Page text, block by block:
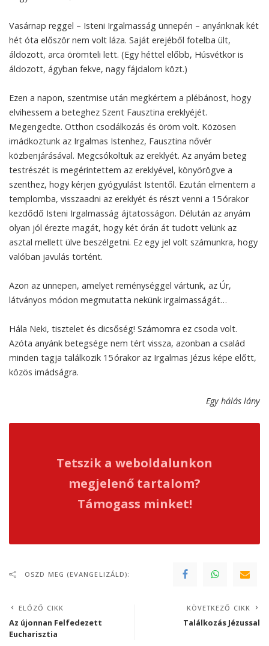
Vasárnap reggel – Isteni Irgalmasság ünnepén – anyánknak két
hét óta először nem volt láza. Saját erejéből fotelba ült,
áldozott, arca örömteli lett. (Egy héttel előbb, Húsvétkor is
áldozott, ágyban fekve, nagy fájdalom közt.)
Ezen a napon, szentmise után megkértem a plébánost, hogy
elvihessem a beteghez Szent Fausztina ereklyéjét.
Megengedte. Otthon csodálkozás és öröm volt. Közösen
imádkoztunk az Irgalmas Istenhez, Fausztina nővér
közbenjárásával. Megcsókoltuk az ereklyét. Az anyám beteg
testrészét is megérintettem az ereklyével, könyörögve a
szenthez, hogy kérjen gyógyulást Istentől. Ezután elmentem a
templomba, visszaadni az ereklyét és részt venni a 15 órakor
kezdődő Isteni Irgalmasság ájtatosságon. Délután az anyám
olyan jól érezte magát, hogy két órán át tudott velünk az
asztal mellett ülve beszélgetni. Ez egy jel volt számunkra, hogy
valóban javulás történt.
Azon az ünnepen, amelyet reménységgel vártunk, az Úr,
látványos módon megmutatta nekünk irgalmasságát…
Hála Neki, tisztelet és dicsőség! Számomra ez csoda volt.
Azóta anyánk betegsége nem tért vissza, azonban a család
minden tagja találkozik 15 órakor az Irgalmas Jézus képe előtt,
közös imádságra.
Egy hálás lány
Tetszik a weboldalunkon
megjelenő tartalom?
Támogass minket!
OSZD MEG (EVANGELIZÁLD):
ELŐZŐ CIKK
Az újonnan Felfedezett
Eucharisztia
KÖVETKEZŐ CIKK
Találkozás Jézussal